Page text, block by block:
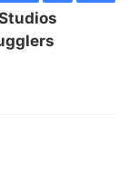
Studios